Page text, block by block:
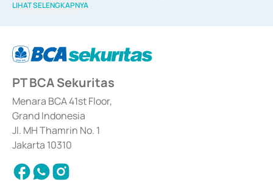
Efek berdasarkan surat keputusan Otoritas Jasa Keuangan Nomor KEP-
berdasarkan surat keputusan Otoritas Jasa Keuangan Nomor S-
67/PM.21/2017 tanggal 3 Februari 2017, dan beberapa izin usaha lainnya
Sertifikat Deposito di Pasar Uang yang izinnya diterbitkan pada tahun 2017
dan izin usaha lainnya dari Bank Indonesia sebagai Lembaga Pendukung
Penerbitan, Transaksi, serta Penatausahaan dan Penyelesaian Transaksi
Surat Berharga Komersial yang izinnya diterbitkan pada tahun 2018.
LIHAT SELENGKAPNYA
PT BCA Sekuritas
Menara BCA 41st Floor,
Grand Indonesia
Jl. MH Thamrin No. 1
Jakarta 10310